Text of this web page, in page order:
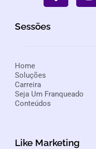
Sessões
Home
Soluções
Carreira
Seja Um Franqueado
Conteúdos
Like Marketing